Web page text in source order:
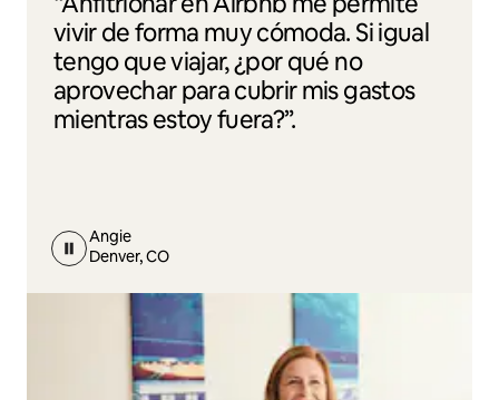
vivir de forma muy cómoda. Si igual
tengo que viajar, ¿por qué no
aprovechar para cubrir mis gastos
mientras estoy fuera?”.
Angie
Denver, CO